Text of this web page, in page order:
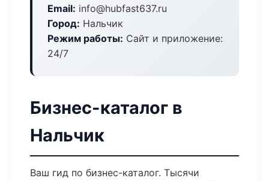
Email: info@hubfast637.ru
Город: Нальчик
Режим работы: Сайт и приложение:
24/7
Бизнес-каталог в
Нальчик
Ваш гид по бизнес-каталог. Тысячи